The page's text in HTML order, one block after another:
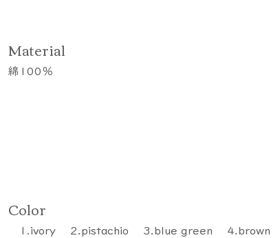
​Material
綿100％
Color
1.ivory 2.pistachio 3.blue green 4.brown